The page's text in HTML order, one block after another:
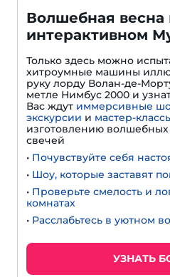
Волшебная весна
интерактивном
Только здесь можно
хитроумные машины
руку лорду Волан-де-
метле Нимбус 2000 и
Вас ждут иммерсивные
экскурсии и мастер-
изготовлению
свечей
• Почувствуйте себя
• Шоу, которые заставят
• Проверьте смелость и
комнатах
• Расслабьтесь в уютном
УЗНАТЬ